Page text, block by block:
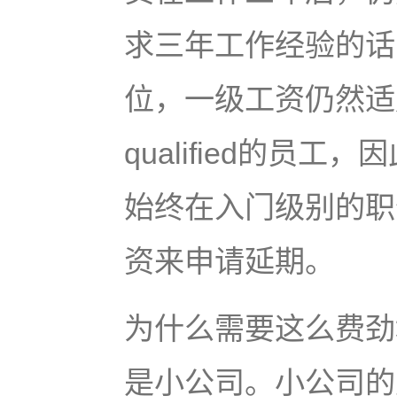
求三年工作经验的
位，一级工资仍然
qualified的员工，
始终在入门级别的
资来申请延期。
为什么需要这么费
是小公司。小公司